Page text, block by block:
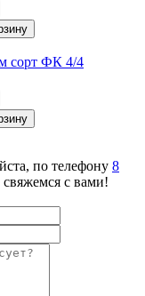
сорт ФК 4/4
по телефону 8
свяжемся с вами!